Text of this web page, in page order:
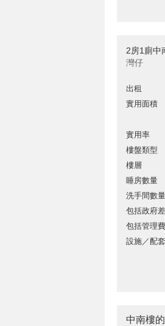
2房1廁中
灣仔
出租
實用面積
實用率
樓盤類型
樓層
睡房數量
洗手間數量
包括政府
包括管理費
設施／配套
中南樓